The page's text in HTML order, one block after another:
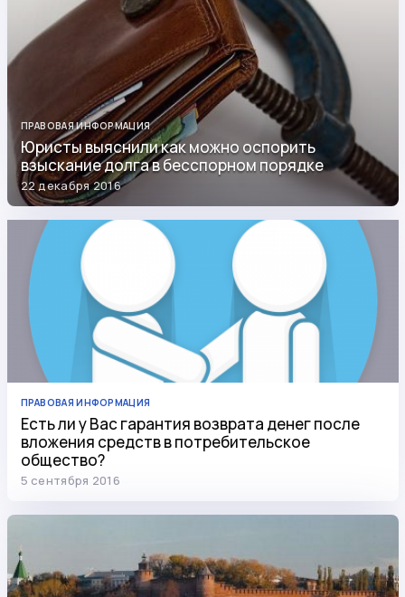
ПРАВОВАЯ ИНФОРМАЦИЯ
Юристы выяснили как можно оспорить
взыскание долга в бесспорном порядке
22 декабря 2016
ПРАВОВАЯ ИНФОРМАЦИЯ
Есть ли у Вас гарантия возврата денег после
вложения средств в потребительское
общество?
5 сентября 2016